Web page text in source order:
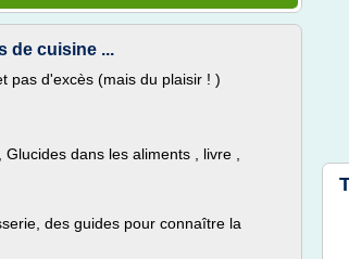
de cuisine ...
pas d'excès (mais du plaisir ! )
dans les aliments , livre ,
des guides pour connaître la